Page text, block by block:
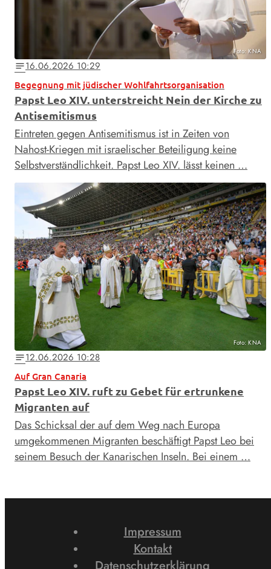
Foto: KNA
notes16.06.2026 10:29
Begegnung mit jüdischer Wohlfahrtsorganisation
Papst Leo XIV. unterstreicht Nein der Kirche zu
Antisemitismus
Eintreten gegen Antisemitismus ist in Zeiten von
Nahost-Kriegen mit israelischer Beteiligung keine
Selbstverständlichkeit. Papst Leo XIV. lässt keinen …
Foto: KNA
notes12.06.2026 10:28
Auf Gran Canaria
Papst Leo XIV. ruft zu Gebet für ertrunkene
Migranten auf
Das Schicksal der auf dem Weg nach Europa
umgekommenen Migranten beschäftigt Papst Leo bei
seinem Besuch der Kanarischen Inseln. Bei einem …
Impressum
Kontakt